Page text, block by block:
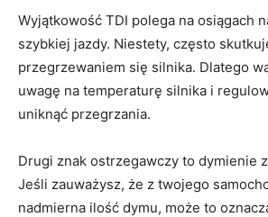
Wyjątkowość TDI polega na osiągach
szybkiej jazdy.⁣ Niestety, często
przegrzewaniem się ‌silnika. ‍Dlatego
uwagę na temperaturę silnika i‍
⁤uniknąć‌ przegrzania.
Drugi⁤ znak ostrzegawczy to dymienie
‌Jeśli zauważysz, że ⁢z twojego
nadmierna ilość dymu, może to⁣